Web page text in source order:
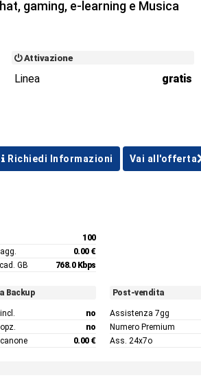
gaming, e-learning e Musica
Attivazione
Linea gratis
Richiedi Informazioni Vai all'offerta
100
0.00 €
GB
768.0 Kbps
Backup
no
no
0.00 €
Post-vendita
Assistenza 7gg
Numero Premium
Ass. 24x7o